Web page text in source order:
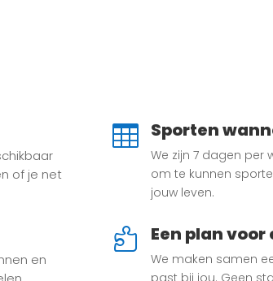
of je net
en
 Sporten
We zijn 7 dagen per
om te kunnen
jouw leven.
 Een plan
We maken samen